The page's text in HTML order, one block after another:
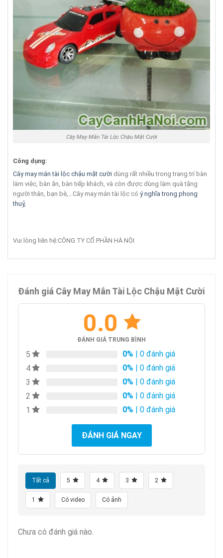
Cây May Mắn Tài Lộc Chậu Mặt Cười
Công dụng:
Cây may mắn tài lộc chậu mặt cười dùng rất nhiều trong trang trí bàn
làm việc, bàn ăn, bàn tiếp khách, và còn được dùng làm quà tặng
người thân, bạn bè,…Cây may mắn tài lộc có ý nghĩa trong phong
thuỷ,
Vui lòng liên hệ:CÔNG TY CỔ PHẦN HÀ NỘI
Đánh giá Cây May Mắn Tài Lộc Chậu Mặt Cười
0.0
ĐÁNH GIÁ TRUNG BÌNH
5 0% | 0 đánh giá
4
0% | 0 đánh giá
3
0% | 0 đánh giá
2
0% | 0 đánh giá
1
0% | 0 đánh giá
ĐÁNH GIÁ NGAY
Tất cả 5 4 3 2
1 Có video Có ảnh
Chưa có đánh giá nào.